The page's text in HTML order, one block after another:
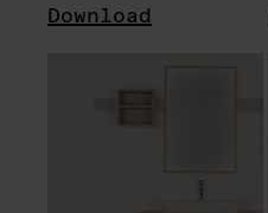
Download